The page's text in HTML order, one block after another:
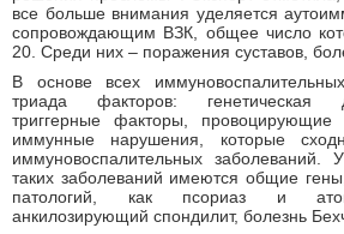
все больше внимания уделяется
сопровождающим ВЗК, общее число
20. Среди них – поражения суставов,
В основе всех
триада факторов: генетическая
триггерные факторы, провоцирующие
иммунные нарушения, которые
иммуновоспалительных
таких заболеваний имеются общие
патологий, как псориаз и
анкилозирующий спондилит, болезнь